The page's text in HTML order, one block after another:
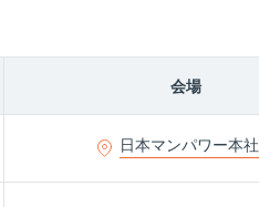
会場
日本マンパワー本社